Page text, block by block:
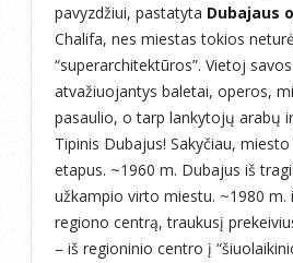
pavyzdžiui, pastatyta Dubajaus
Chalifa, nes miestas tokios
“superarchitektūros”. Vietoj
atvažiuojantys baletai, operos,
pasaulio, o tarp lankytojų arabų
Tipinis Dubajus! Sakyčiau,
etapus. ~1960 m. Dubajus iš
užkampio virto miestu. ~1980
regiono centrą, traukusį
– iš regioninio centro į